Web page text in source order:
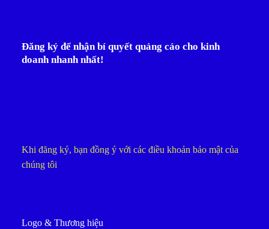
Đăng ký để nhận bí quyết quảng cáo cho kinh
doanh nhanh nhất!
Khi đăng ký, bạn đồng ý với các điều khoản bảo mật của
chúng tôi
Logo & Thương hiệu